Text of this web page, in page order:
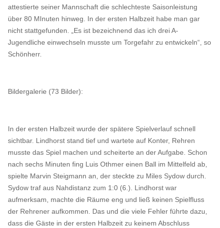
attestierte seiner Mannschaft die schlechteste Saisonleistung
über 80 MInuten hinweg. In der ersten Halbzeit habe man gar
nicht stattgefunden. „Es ist bezeichnend das ich drei A-
Jugendliche einwechseln musste um Torgefahr zu entwickeln“, so
Schönherr.
Bildergalerie (73 Bilder):
In der ersten Halbzeit wurde der spätere Spielverlauf schnell
sichtbar. Lindhorst stand tief und wartete auf Konter, Rehren
musste das Spiel machen und scheiterte an der Aufgabe. Schon
nach sechs Minuten fing Luis Othmer einen Ball im Mittelfeld ab,
spielte Marvin Steigmann an, der steckte zu Miles Sydow durch.
Sydow traf aus Nahdistanz zum 1:0 (6.). Lindhorst war
aufmerksam, machte die Räume eng und ließ keinen Spielfluss
der Rehrener aufkommen. Das und die viele Fehler führte dazu,
dass die Gäste in der ersten Halbzeit zu keinem Abschluss